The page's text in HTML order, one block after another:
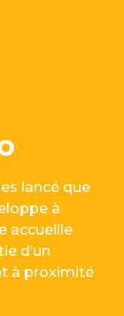
lancé que
à
accueille
d’un
à proximité